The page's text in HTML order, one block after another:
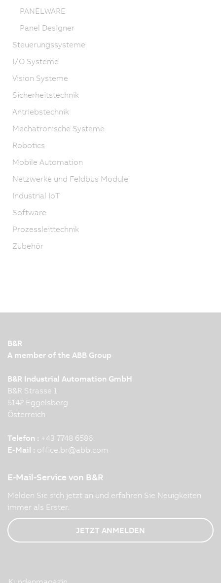
PANELWARE
Panel Designer
Steuerungssysteme
I/O Systeme
Vision Systeme
Sicherheitstechnik
Antriebstechnik
Mechatronische Systeme
Robotics
Mobile Automation
Netzwerke und Feldbus Module
Industrial IoT
Software
Prozessleittechnik
Zubehör
B&R
A member of the ABB Group
B&R Industrial Automation GmbH
B&R Strasse 1
5142 Eggelsberg
Österreich
Telefon : +43 7748 6586
E-Mail : office.br@abb.com
E-Mail-Service von B&R
Melden Sie sich jetzt an und erfahren Sie Neuigkeiten
immer als Erster.
JETZT ANMELDEN